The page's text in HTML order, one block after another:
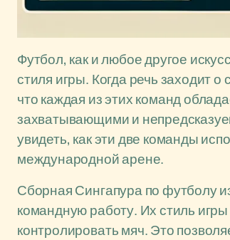
Футбол, как и любое другое
стиля игры. Когда речь заходит
что каждая из этих команд
захватывающими и
увидеть, как эти две команды
международной арене.
Сборная Сингапура по футболу
командную работу. Их стиль
контролировать мяч. Это